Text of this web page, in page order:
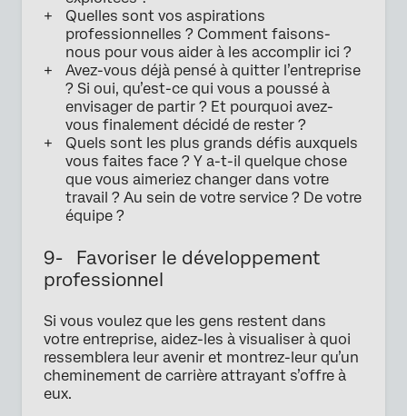
Quelles sont vos aspirations
professionnelles ? Comment faisons-
nous pour vous aider à les accomplir ici ?
Avez-vous déjà pensé à quitter l’entreprise
? Si oui, qu’est-ce qui vous a poussé à
envisager de partir ? Et pourquoi avez-
vous finalement décidé de rester ?
Quels sont les plus grands défis auxquels
vous faites face ? Y a-t-il quelque chose
que vous aimeriez changer dans votre
travail ? Au sein de votre service ? De votre
équipe ?
9- Favoriser le développement
professionnel
Si vous voulez que les gens restent dans
votre entreprise, aidez-les à visualiser à quoi
ressemblera leur avenir et montrez-leur qu’un
cheminement de carrière attrayant s’offre à
eux.